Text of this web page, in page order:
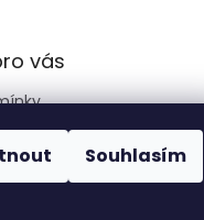
Souhlasím
vás
osobních údajů